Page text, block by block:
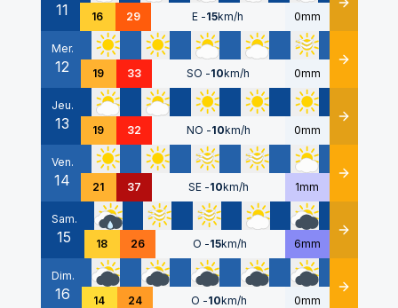
11 16 29 E -15km/h 0mm Détails
Mer.
12 19 33 SO -10km/h 0mm Détails
Jeu.
13 19 32 NO -10km/h 0mm Détails
Ven.
14 21 37 SE -10km/h 1mm Détails
Sam.
15 18 26 O -15km/h 6mm Détails
Dim.
16 14 24 O -10km/h 0mm Détails